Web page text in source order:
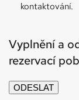
kontaktování.
Vyplnění a
rezervací
ODESLAT